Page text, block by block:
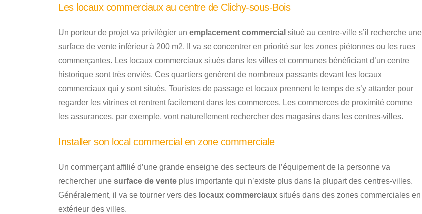
Les locaux commerciaux au centre de Clichy-sous-Bois
Un porteur de projet va privilégier un emplacement commercial situé au centre-ville s’il recherche une
surface de vente inférieur à 200 m2. Il va se concentrer en priorité sur les zones piétonnes ou les rues
commerçantes. Les locaux commerciaux situés dans les villes et communes bénéficiant d’un centre
historique sont très enviés. Ces quartiers génèrent de nombreux passants devant les locaux
commerciaux qui y sont situés. Touristes de passage et locaux prennent le temps de s’y attarder pour
regarder les vitrines et rentrent facilement dans les commerces. Les commerces de proximité comme
les assurances, par exemple, vont naturellement rechercher des magasins dans les centres-villes.
Installer son local commercial en zone commerciale
Un commerçant affilié d’une grande enseigne des secteurs de l’équipement de la personne va
rechercher une surface de vente plus importante qui n’existe plus dans la plupart des centres-villes.
Généralement, il va se tourner vers des locaux commerciaux situés dans des zones commerciales en
extérieur des villes.